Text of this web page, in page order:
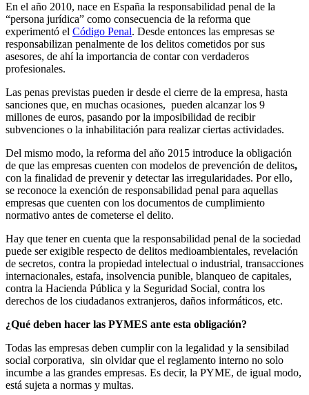
En el año 2010, nace en España la responsabilidad penal de la
“persona jurídica” como consecuencia de la reforma que
experimentó el Código Penal. Desde entonces las empresas se
responsabilizan penalmente de los delitos cometidos por sus
asesores, de ahí la importancia de contar con verdaderos
profesionales.
Las penas previstas pueden ir desde el cierre de la empresa, hasta
sanciones que, en muchas ocasiones, pueden alcanzar los 9
millones de euros, pasando por la imposibilidad de recibir
subvenciones o la inhabilitación para realizar ciertas actividades.
Del mismo modo, la reforma del año 2015 introduce la obligación
de que las empresas cuenten con modelos de prevención de delitos,
con la finalidad de prevenir y detectar las irregularidades. Por ello,
se reconoce la exención de responsabilidad penal para aquellas
empresas que cuenten con los documentos de cumplimiento
normativo antes de cometerse el delito.
Hay que tener en cuenta que la responsabilidad penal de la sociedad
puede ser exigible respecto de delitos medioambientales, revelación
de secretos, contra la propiedad intelectual o industrial, transacciones
internacionales, estafa, insolvencia punible, blanqueo de capitales,
contra la Hacienda Pública y la Seguridad Social, contra los
derechos de los ciudadanos extranjeros, daños informáticos, etc.
¿Qué deben hacer las PYMES ante esta obligación?
Todas las empresas deben cumplir con la legalidad y la sensibilad
social corporativa, sin olvidar que el reglamento interno no solo
incumbe a las grandes empresas. Es decir, la PYME, de igual modo,
está sujeta a normas y multas.